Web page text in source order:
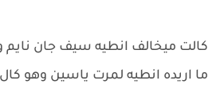
كالت ميخالف انطيه سيف جان نايم
ما اريده انطيه لمرت ياسين وهو